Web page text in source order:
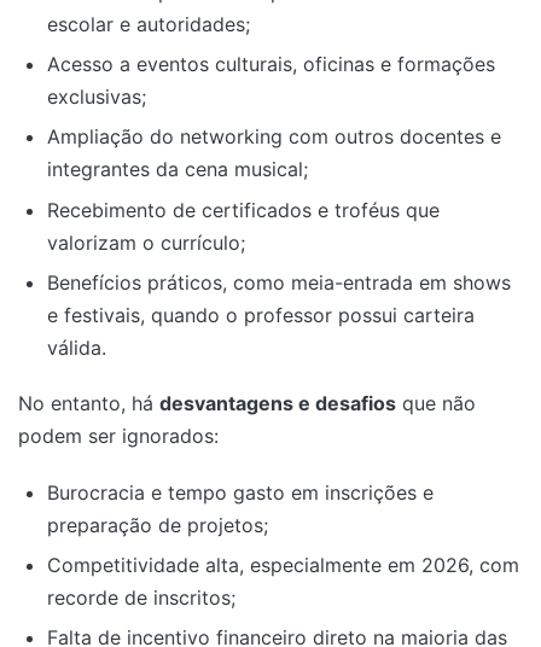
escolar e autoridades;
Acesso a eventos culturais, oficinas e formações
exclusivas;
Ampliação do networking com outros docentes e
integrantes da cena musical;
Recebimento de certificados e troféus que
valorizam o currículo;
Benefícios práticos, como meia-entrada em shows
e festivais, quando o professor possui carteira
válida.
No entanto, há desvantagens e desafios que não
podem ser ignorados:
Burocracia e tempo gasto em inscrições e
preparação de projetos;
Competitividade alta, especialmente em 2026, com
recorde de inscritos;
Falta de incentivo financeiro direto na maioria das